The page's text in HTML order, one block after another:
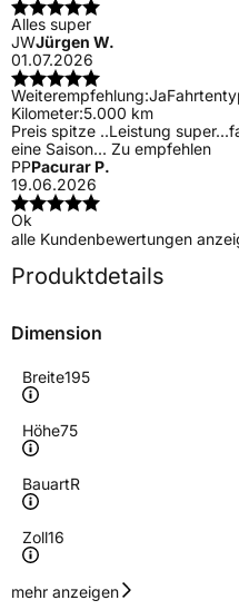
Alles super
JWJürgen W.
01.07.2026
Weiterempfehlung:Ja
Kilometer:5.000 km
Preis spitze ..Leistung
eine Saison... Zu empfehlen
PPPacurar P.
19.06.2026
Ok
alle Kundenbewertungen
Produktdetails
Dimension
Breite195
Höhe75
BauartR
Zoll16
Geschwindigkeitsindex
mehr anzeigen